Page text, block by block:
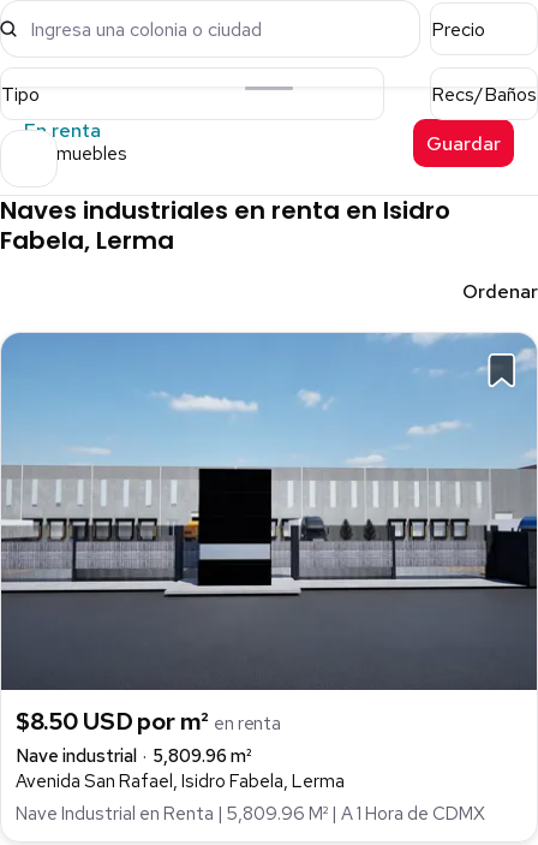
Ingresa una colonia o ciudad Precio
Tipo
Recs/Baños
En renta
18 inmuebles Guardar
Naves industriales en renta en Isidro
Fabela, Lerma
Ordenar
$8.50 USD por m² en renta
Nave industrial
5,809.96 m²
Avenida San Rafael, Isidro Fabela, Lerma
Nave Industrial en Renta | 5,809.96 M² | A 1 Hora de CDMX